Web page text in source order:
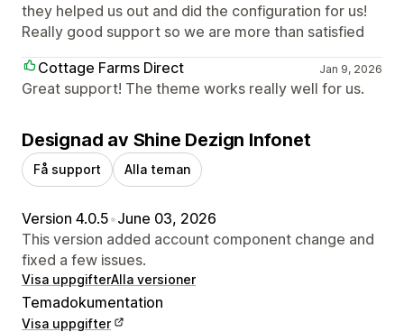
they helped us out and did the configuration for us!
Really good support so we are more than satisfied
Cottage Farms Direct
Jan 9, 2026
Great support! The theme works really well for us.
Designad av Shine Dezign Infonet
Få support Alla teman
Version 4.0.5•June 03, 2026
This version added account component change and
fixed a few issues.
Visa uppgifterAlla versioner
Temadokumentation
Visa uppgifter